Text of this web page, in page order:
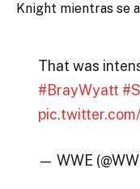
Knight mientras se
That was
#BrayWyatt
— WWE